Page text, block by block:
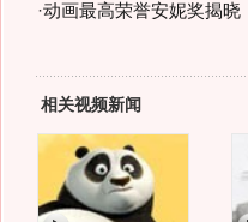
·动画最高荣誉安妮奖揭晓
相关视频新闻